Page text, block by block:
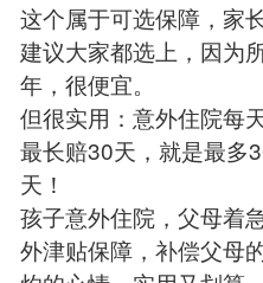
这个属于可选保障，家
建议大家都选上，因为
年，很便宜。
但很实用：意外住院每
最长赔30天，就是最多
天！
孩子意外住院，父母着
外津贴保障，补偿父母